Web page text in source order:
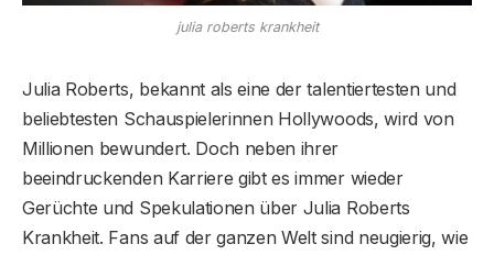
julia roberts krankheit
Julia Roberts, bekannt als eine der talentiertesten und
beliebtesten Schauspielerinnen Hollywoods, wird von
Millionen bewundert. Doch neben ihrer
beeindruckenden Karriere gibt es immer wieder
Gerüchte und Spekulationen über Julia Roberts
Krankheit. Fans auf der ganzen Welt sind neugierig, wie